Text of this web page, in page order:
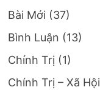
Bài Mới (37)
Bình Luận (13)
Chính Trị (1)
Chính Trị – Xã Hội